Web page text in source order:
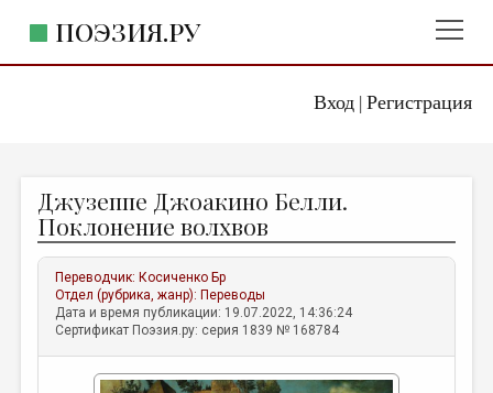
Вход| Регистрация
ПОЭЗИЯ.РУ
ЖАНРЫ
АВТОРЫ
КОММЕНТАРИИ
ЛИТСАЛОН
Джузеппе Джоакино Белли.
Поклонение волхвов
Переводчик: Косиченко Бр
Отдел (рубрика, жанр): Переводы
Дата и время публикации: 19.07.2022, 14:36:24
Сертификат Поэзия.ру: серия 1839 № 168784